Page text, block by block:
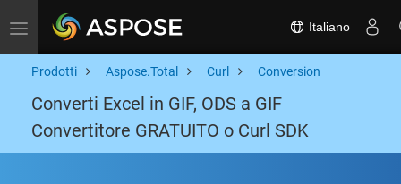
Toggle navigation Italiano
Prodotti Aspose.Total Curl Conversion
Converti Excel in GIF, ODS a GIF
Convertitore GRATUITO o Curl SDK